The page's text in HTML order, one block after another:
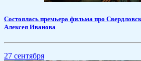
​Состоялась премьера фильма про
Алексея Иванова
27 сентября